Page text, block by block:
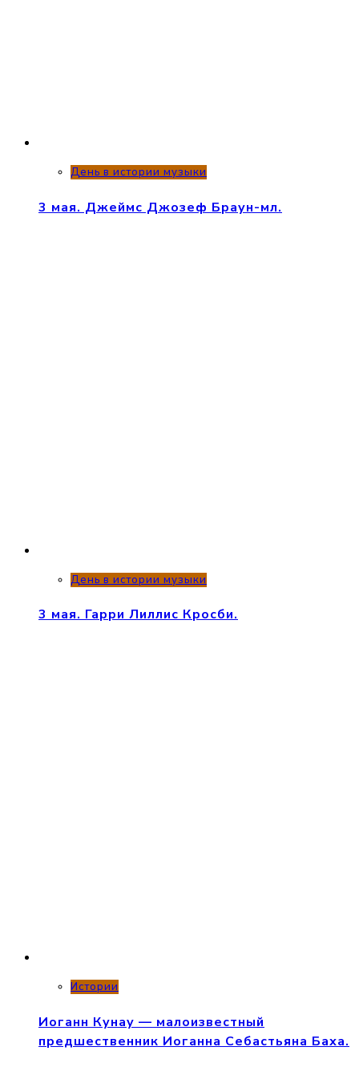
День в истории музыки
3 мая. Джеймс Джозеф Браун-мл.
День в истории музыки
3 мая. Гарри Лиллис Кросби.
Истории
Иоганн Кунау — малоизвестный
предшественник Иоганна Себастьяна Баха.